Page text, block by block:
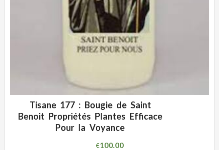
ADD WISHLIST
Tisane 177 : Bougie de Saint
Benoit Propriétés Plantes Efficace
Pour la Voyance
€100.00